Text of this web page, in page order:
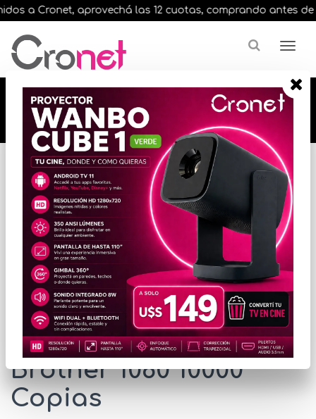
a Cronet, aprovechá las 12 cuotas, comprando antes de
🔥🔥🔥 12 cuotas, en todos nuestros artículos,
comprando antes de las 13 hrs. envíos en el
día 🔥🔥🔥
Inicio
IMPRESORAS
CARTUCHOS P/IMPRESORAS
* Las imágenes se exhiben con fines ilustrativos.
Drum Compatible
Brother 1060 10000
Copias